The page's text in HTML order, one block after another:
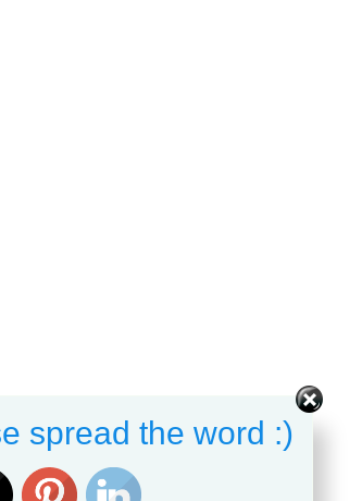
spread the word :)